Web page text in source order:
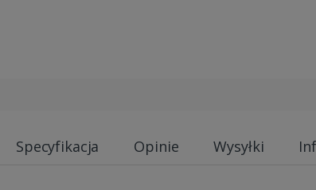
Specyfikacja Opinie Wysyłki